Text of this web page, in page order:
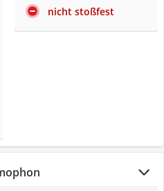
nicht stoßfest